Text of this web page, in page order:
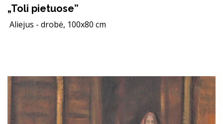
„Toli pietuose”
Aliejus - drobė, 100x80 cm